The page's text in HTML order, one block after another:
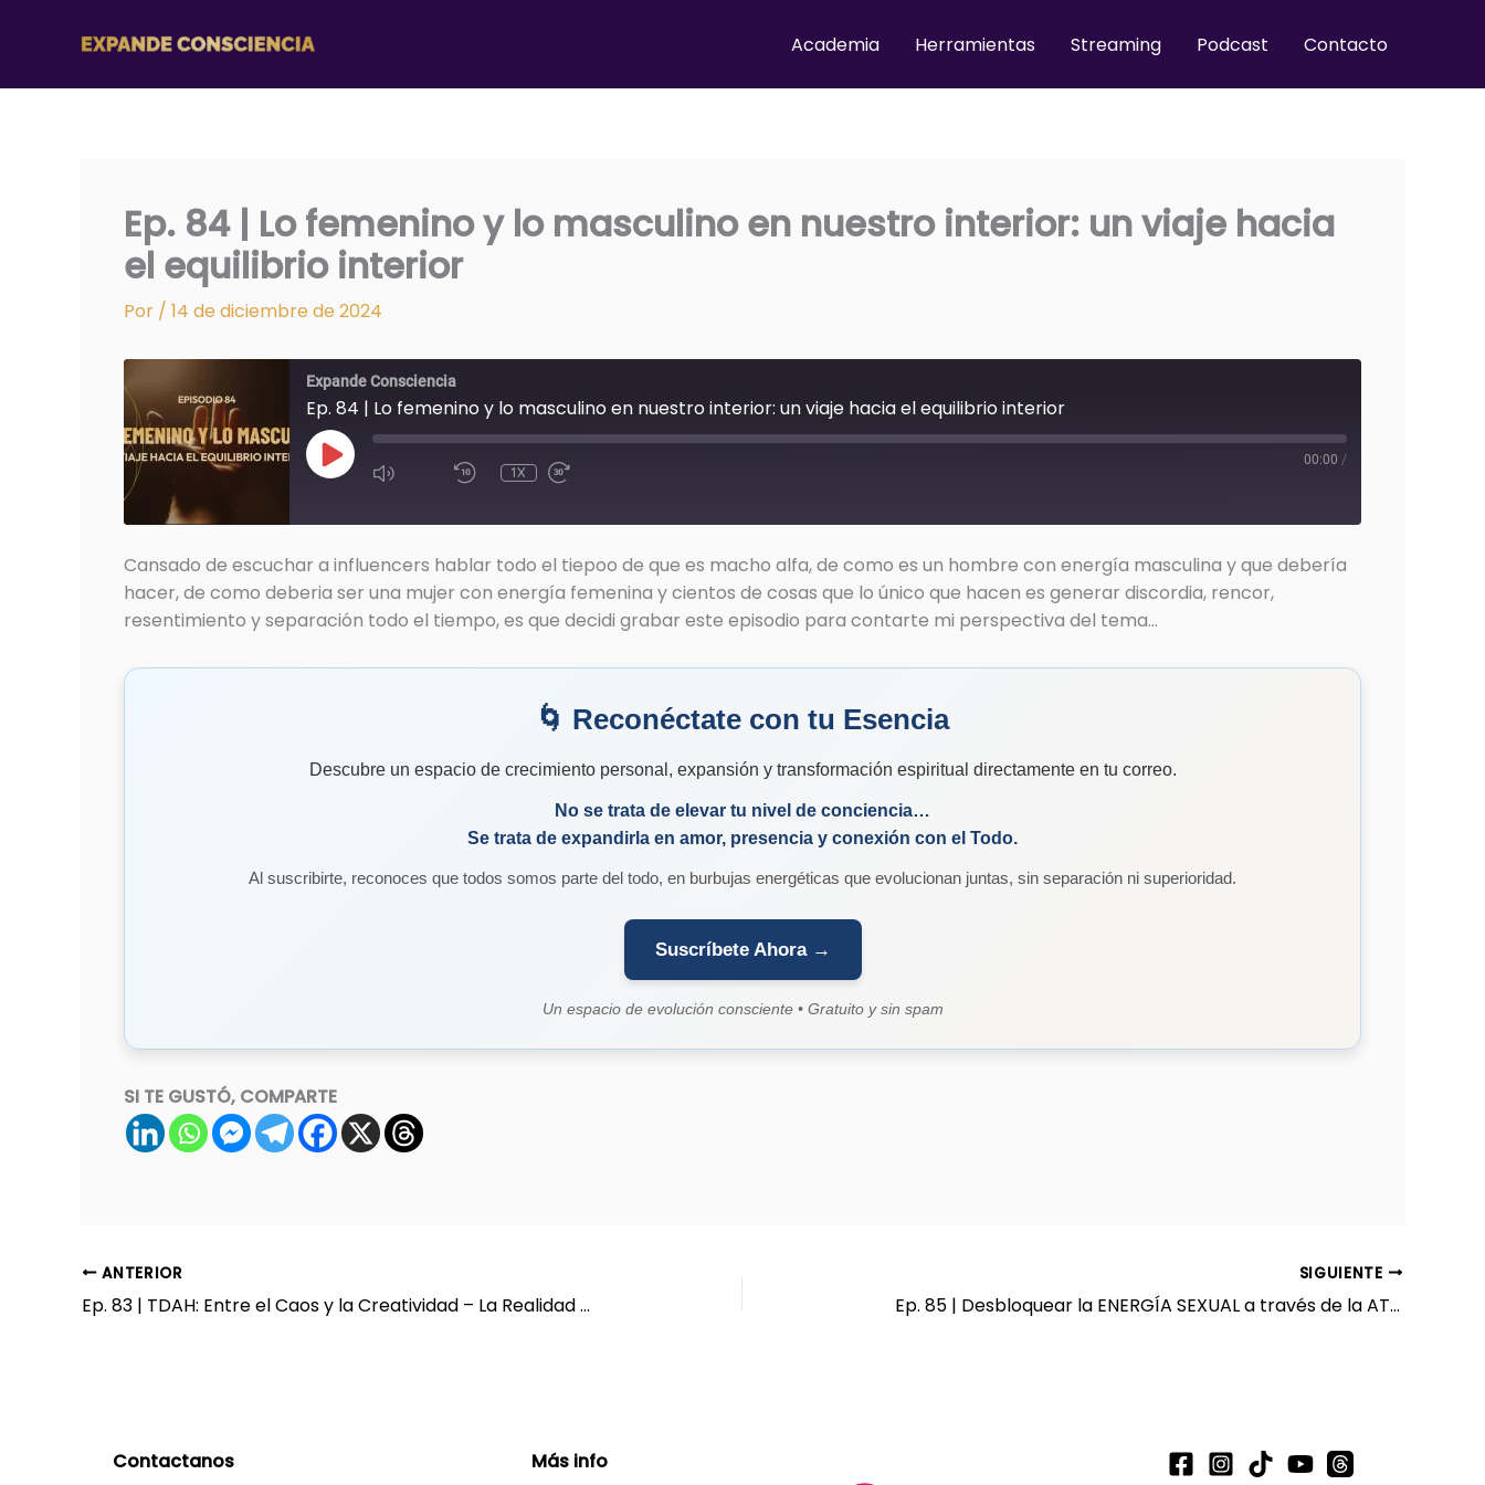
Academia Herramientas Streaming Podcast Contacto
Ep. 84 | Lo femenino y lo masculino en nuestro interior: un viaje hacia
el equilibrio interior
Por / 14 de diciembre de 2024
Expande Consciencia
Ep. 84 | Lo femenino y lo masculino en nuestro interior: un viaje hacia el equilibrio interior
REPRODUCIR
EPISODIO 1X
00:00 /
Cansado de escuchar a influencers hablar todo el tiepoo de que es macho alfa, de como es un hombre con energía masculina y que debería
hacer, de como deberia ser una mujer con energía femenina y cientos de cosas que lo único que hacen es generar discordia, rencor,
resentimiento y separación todo el tiempo, es que decidi grabar este episodio para contarte mi perspectiva del tema…
🌀 Reconéctate con tu Esencia
Descubre un espacio de crecimiento personal, expansión y transformación espiritual directamente en tu correo.
No se trata de elevar tu nivel de conciencia…
Se trata de expandirla en amor, presencia y conexión con el Todo.
Al suscribirte, reconoces que todos somos parte del todo, en burbujas energéticas que evolucionan juntas, sin separación ni superioridad.
Suscríbete Ahora →
Un espacio de evolución consciente • Gratuito y sin spam
SI TE GUSTÓ, COMPARTE
ANTERIOR
Ep. 83 | TDAH: Entre el Caos y la Creatividad – La Realidad de Vivir en Dos Mundos
SIGUIENTE
Ep. 85 | Desbloquear la ENERGÍA SEXUAL a través de la ATENCION PLENA
Contactanos Más info